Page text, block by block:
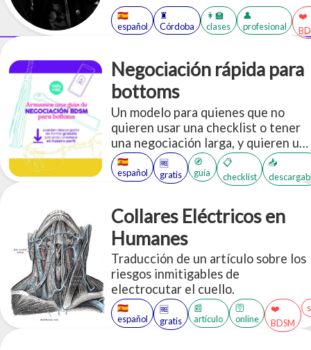
🇪🇸
español
♜
Córdoba
👩‍🏫
clases
👤
profesional
❤️
Negociación rápida para
bottoms
Un modelo para quienes que no
quieren usar una checklist o tener
una negociación larga, y quieren un
modelo pre-hecho para establecer
gustos, necesidades, intenciones,
preferencias, límites, entre otros.
🇪🇸
español
🆓
gratis
🧭
guía
📋
checklist
📥
Collares Eléctricos en
Humanes
Traducción de un artículo sobre los
riesgos inmitigables de
electrocutar el cuello.
🇪🇸
español
🆓
gratis
📰
artículo
🛜
online
❤️
BDSM